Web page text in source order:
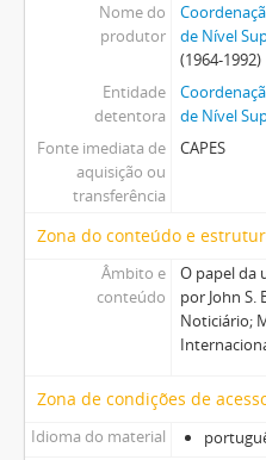
Nome do
produtor
de Nível
(1964-1992)
Entidade
detentora
de Nível
Fonte imediata de
aquisição ou
transferência
CAPES
Zona do conteúdo e
Âmbito e
conteúdo
O papel da
por John S.
Noticiário;
Zona de condições de
Idioma do material